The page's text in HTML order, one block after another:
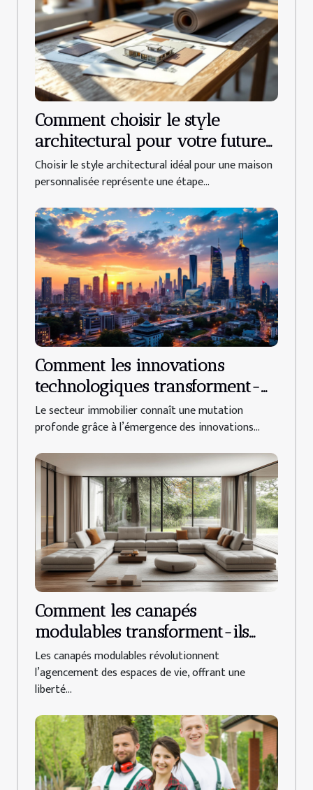
Comment choisir le style
architectural pour votre future
maison personnalisée ?
Choisir le style architectural idéal pour une maison
personnalisée représente une étape...
Comment les innovations
technologiques transforment-
elles l'immobilier ?
Le secteur immobilier connaît une mutation
profonde grâce à l’émergence des innovations...
Comment les canapés
modulables transforment-ils
l'aménagement intérieur ?
Les canapés modulables révolutionnent
l’agencement des espaces de vie, offrant une
liberté...